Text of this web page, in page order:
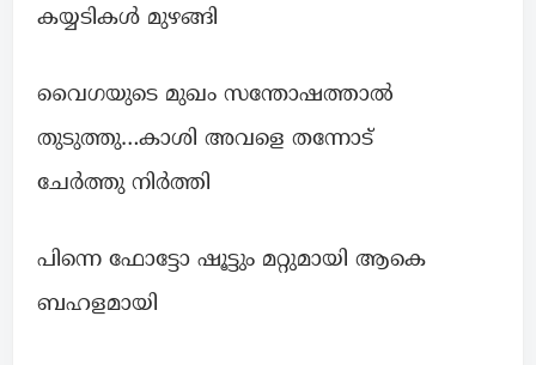
കയ്യടികൾ മുഴങ്ങി
വൈഗയുടെ മുഖം സന്തോഷത്താൽ
തുടുത്തു…കാശി അവളെ തന്നോട്
ചേർത്തു നിർത്തി
പിന്നെ ഫോട്ടോ ഷൂട്ടും മറ്റുമായി ആകെ
ബഹളമായി